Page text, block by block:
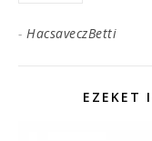
- HacsaveczBetti
EZEKET